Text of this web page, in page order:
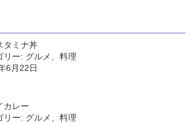
タミナ丼
リー: グルメ、料理
6月22日
カレー
リー: グルメ、料理